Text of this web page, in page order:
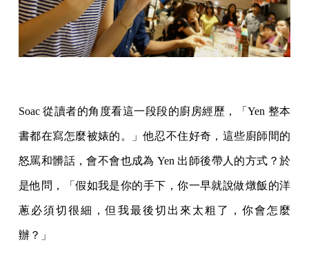
Soac 從讀者的角度看這一段段的廚房經歷，「Yen 整本
書都在寫怎麼被婊的。」他忍不住好奇，這些廚師間的
怒罵和髒話，會不會也成為 Yen 出師後帶人的方式？於
是他問，「假如我是你的手下，你一早就說做燉飯的洋
蔥必須切很細，但我最後切出來太粗了，你會怎麼
辦？」